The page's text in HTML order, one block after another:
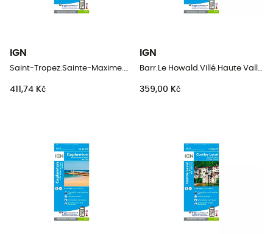
IGN
Saint-Tropez.Sainte-Maxime.Massif Des Maures
411,74 Kč
IGN
Barr.Le Howald.Villé.Haute Vallée De La Bruche
359,00 Kč